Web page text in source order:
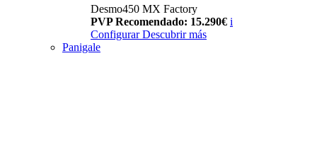
Desmo450 MX Factory
PVP Recomendado: 15.290€ i
Configurar Descubrir más
Panigale